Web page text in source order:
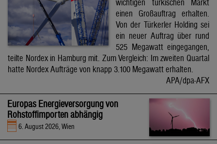
wichtigen türkischen Markt
einen Großauftrag erhalten.
Von der Türkerler Holding sei
ein neuer Auftrag über rund
525 Megawatt eingegangen,
teilte Nordex in Hamburg mit. Zum Vergleich: Im zweiten Quartal
hatte Nordex Aufträge von knapp 3.100 Megawatt erhalten.
APA/dpa-AFX
Europas Energieversorgung von
Rohstoffimporten abhängig
6. August 2026, Wien